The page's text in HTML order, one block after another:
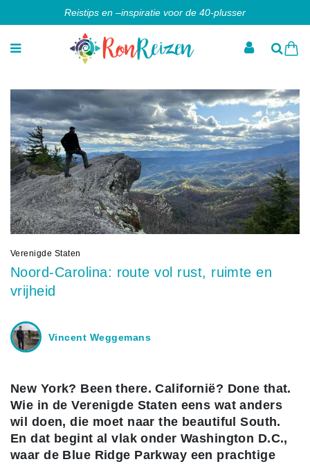
Reistips en –inspiratie voor de 40-plusser
Verenigde Staten
Noord-Carolina: route vol rust, ruimte en
vrijheid
Vincent Weggemans
New York? Been there. Californië? Done that.
Wie in de Verenigde Staten eens wat anders
wil doen, die moet naar the beautiful South.
En dat begint al vlak onder Washington D.C.,
waar de Blue Ridge Parkway een prachtige